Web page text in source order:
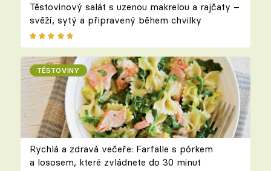
Těstovinový salát s uzenou makrelou a rajčaty –
svěží, sytý a připravený během chvilky
TĚSTOVINY
Rychlá a zdravá večeře: Farfalle s pórkem
a lososem, které zvládnete do 30 minut